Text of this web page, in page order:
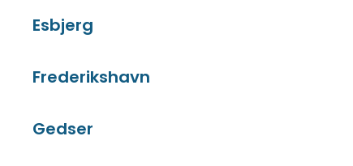
Esbjerg
Frederikshavn
Gedser